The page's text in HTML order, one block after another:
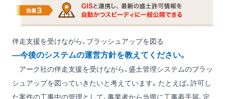
伴走支援を受けながら、ブラッシュアップを図る
―今後のシステムの運営方針を教えてください。
アーク社の伴走支援を受けながら、盛土管理システムのブラッ
シュアップを図っていきたいと考えています。たとえば、許可し
た案件の工事中の管理として、事業者から当県に工事着手届、定